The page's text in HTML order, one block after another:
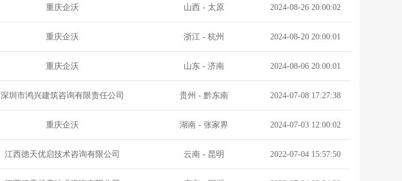
重庆企沃 山西 - 太原 2024-08-26 20:00:02
重庆企沃 浙江- 杭州 2024-08-20 20:00:01
重庆企沃 山东- 济南 2024-08-06 20:00:01
深圳市鸿兴建筑咨询有限责任公司 贵州 - 黔东南 2024-07-08 17:27:38
重庆企沃 湖南- 张家界 2024-07-03 12:00:02
江西德天优启技术咨询有限公司 云南- 昆明 2022-07-04 15:57:50